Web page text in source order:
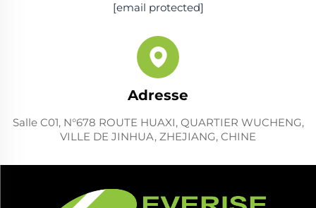
[email protected]
Adresse
Salle C01, N°678 ROUTE HUAXI, QUARTIER WUCHENG,
VILLE DE JINHUA, ZHEJIANG, CHINE